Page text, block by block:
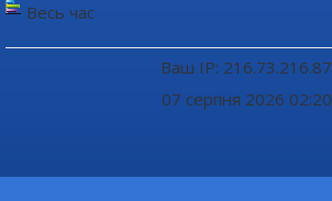
Весь час
Ваш IP: 216.73.216.87
07 серпня 2026 02:20